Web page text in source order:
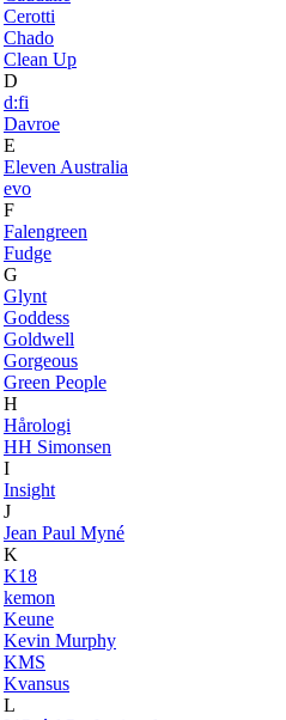
Cerotti
Chado
Clean Up
D
d:fi
Davroe
E
Eleven Australia
evo
F
Falengreen
Fudge
G
Glynt
Goddess
Goldwell
Gorgeous
Green People
H
Hårologi
HH Simonsen
I
Insight
J
Jean Paul Myné
K
K18
kemon
Keune
Kevin Murphy
KMS
Kvansus
L